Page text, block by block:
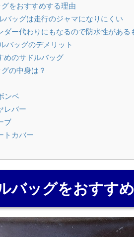
をおすすめする理由
バッグは走行のジャマになりにくい
ダー代わりにもなるので防水性がある
バッグのデメリット
めのサドルバッグ
の中身は？
ンベ
レバー
ブ
トカバー
バッグをおすす